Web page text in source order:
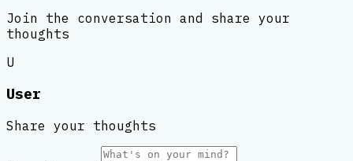
Join the conversation and share your
thoughts
U
User
Share your thoughts